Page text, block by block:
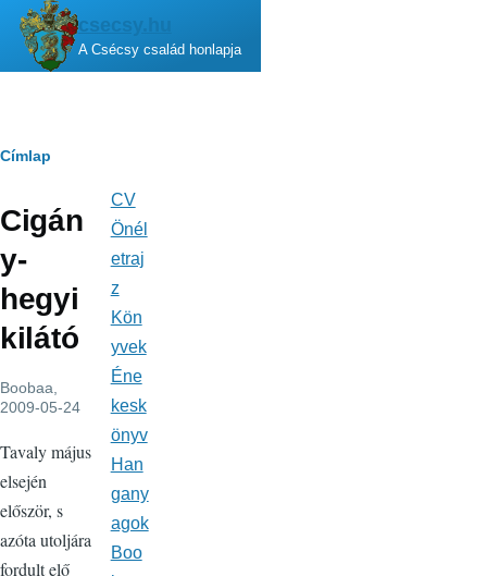
Ugrás a tartalomra
csecsy.hu
A Csécsy család honlapja
Morzsa
Címlap
Cigán
y-
hegyi
kilátó
Boobaa,
2009-05-24
Tavaly május
elsején
először, s
azóta utoljára
fordult elő
navigáció
CV
Önél
etraj
z
Kön
yvek
Éne
kesk
önyv
Han
gany
agok
Boo